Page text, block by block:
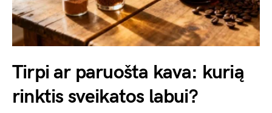
Tirpi ar paruošta kava: kurią
rinktis sveikatos labui?